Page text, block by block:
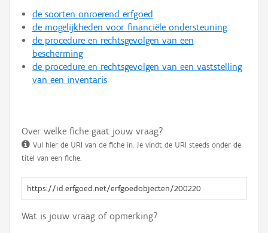
de soorten onroerend erfgoed
de mogelijkheden voor financiële ondersteuning
de procedure en rechtsgevolgen van een
bescherming
de procedure en rechtsgevolgen van een vaststelling
van een inventaris
Over welke fiche gaat jouw vraag?
Vul hier de URI van de fiche in. Je vindt de URI steeds onder de
titel van een fiche.
Wat is jouw vraag of opmerking?